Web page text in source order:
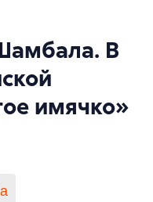
В
имячко»